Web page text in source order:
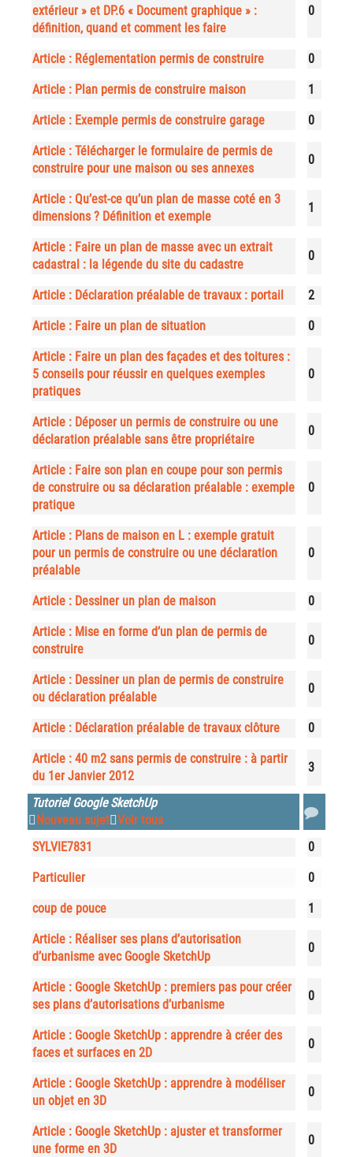
extérieur » et DP.6 « Document graphique » :
définition, quand et comment les faire
0
Article : Réglementation permis de construire 0
Article : Plan permis de construire maison 1
Article : Exemple permis de construire garage 0
Article : Télécharger le formulaire de permis de
construire pour une maison ou ses annexes
0
Article : Qu’est-ce qu’un plan de masse coté en 3
dimensions ? Définition et exemple
1
Article : Faire un plan de masse avec un extrait
cadastral : la légende du site du cadastre
0
Article : Déclaration préalable de travaux : portail 2
Article : Faire un plan de situation 0
Article : Faire un plan des façades et des toitures :
5 conseils pour réussir en quelques exemples
pratiques
0
Article : Déposer un permis de construire ou une
déclaration préalable sans être propriétaire
0
Article : Faire son plan en coupe pour son permis
de construire ou sa déclaration préalable : exemple
pratique
0
Article : Plans de maison en L : exemple gratuit
pour un permis de construire ou une déclaration
préalable
0
Article : Dessiner un plan de maison 0
Article : Mise en forme d’un plan de permis de
construire
0
Article : Dessiner un plan de permis de construire
ou déclaration préalable
0
Article : Déclaration préalable de travaux clôture 0
Article : 40 m2 sans permis de construire : à partir
du 1er Janvier 2012
3
Tutoriel Google SketchUp
Nouveau sujet Voir tous
SYLVIE7831
0
Particulier 0
coup de pouce 1
Article : Réaliser ses plans d’autorisation
d’urbanisme avec Google SketchUp
0
Article : Google SketchUp : premiers pas pour créer
ses plans d’autorisations d’urbanisme
0
Article : Google SketchUp : apprendre à créer des
faces et surfaces en 2D
0
Article : Google SketchUp : apprendre à modéliser
un objet en 3D
0
Article : Google SketchUp : ajuster et transformer
une forme en 3D
0